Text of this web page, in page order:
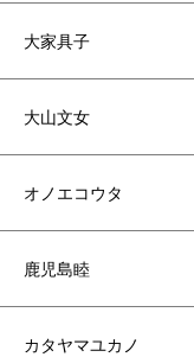
大家具子
大山文女
オノエコウタ
鹿児島睦
カタヤマユカノ